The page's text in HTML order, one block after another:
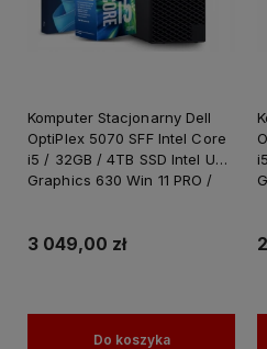
Komputer Stacjonarny Dell
OptiPlex 5070 SFF Intel Core
i5 / 32GB / 4TB SSD Intel UHD
Graphics 630 Win 11 PRO /
3 049,00 zł
Do koszyka